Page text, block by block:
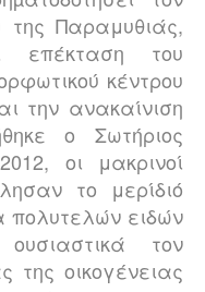
της Παραμυθιάς,
επέκταση του
κέντρου
την ανακαίνιση
ο Σωτήριος
οι μακρινοί
το μερίδιό
πολυτελών ειδών
τον
της οικογένειας